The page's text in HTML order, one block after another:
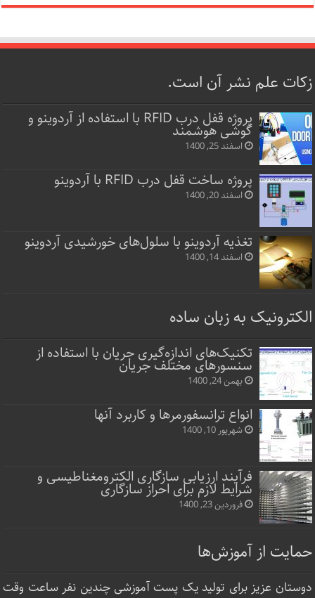
زکات علم نشر آن است.
پروژه قفل‌ درب RFID با استفاده از آردوینو و
گوشی هوشمند
اسفند 25, 1400
پروژه ساخت قفل‌ درب RFID با آردوینو
اسفند 20, 1400
تغذیه آردوینو با سلول‌های خورشیدی آردوینو
اسفند 14, 1400
الکترونیک به زبان ساده
تکنیک‌های اندازه‌گیری جریان با استفاده از
سنسورهای مختلف جریان
بهمن 24, 1400
انواع ترانسفورمرها و کاربرد آنها
شهریور 10, 1400
فرآیند ارزیابی سازگاری الکترومغناطیسی و
شرایط لازم برای احراز سازگاری
فروردین 23, 1400
حمایت از آموزش‌ها
دوستان عزیز برای تولید یک پست آموزشی چندین نفر ساعت‌ وقت